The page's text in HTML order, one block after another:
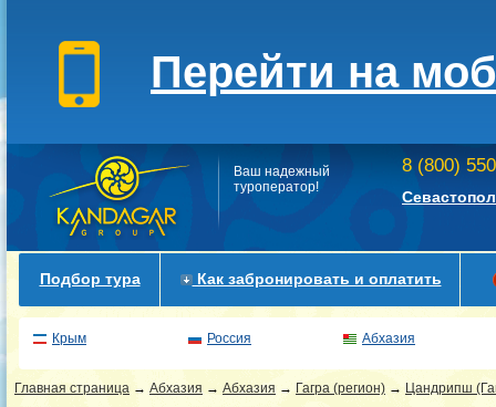
Перейти на
Ваш надежный
туроператор!
8 (800)
Подбор тура Как забронировать и оплатить
Крым Россия Абхазия
Главная страница → Абхазия → Абхазия → Гагра (регион) → Цандрипш